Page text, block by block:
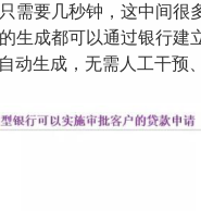
需要几秒钟，这中间很
生成都可以通过银行建
动生成，无需人工干预